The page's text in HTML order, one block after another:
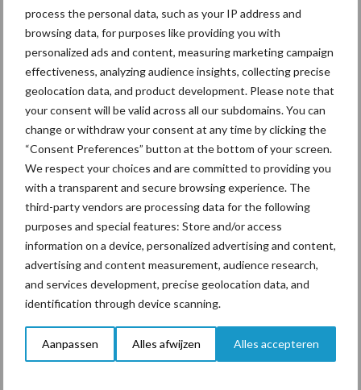
process the personal data, such as your IP address and
browsing data, for purposes like providing you with
personalized ads and content, measuring marketing campaign
effectiveness, analyzing audience insights, collecting precise
geolocation data, and product development. Please note that
your consent will be valid across all our subdomains. You can
change or withdraw your consent at any time by clicking the
“Consent Preferences” button at the bottom of your screen.
We respect your choices and are committed to providing you
with a transparent and secure browsing experience. The
third-party vendors are processing data for the following
purposes and special features: Store and/or access
information on a device, personalized advertising and content,
advertising and content measurement, audience research,
and services development, precise geolocation data, and
identification through device scanning.
Aanpassen Alles afwijzen Alles accepteren
Primaire
Sidebar
Recent nieuws Partner nieuws
7 aug
Grondstoffenmarkt blijft grillig:
droogte en geopolitiek houden
handel in de greep
7 aug
De speenhuid: een vaak
onderschatte risicofactor voor
mastitis
Bedrijfsnieuws
Voerhekken
Toon meer